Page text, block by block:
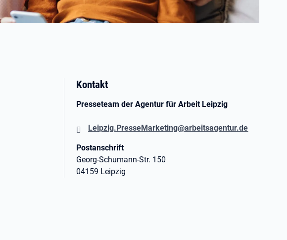
Kontakt
Presseteam der Agentur für Arbeit Leipzig
Leipzig.PresseMarketing@arbeitsagentur.de
Postanschrift
Georg-Schumann-Str. 150
04159 Leipzig